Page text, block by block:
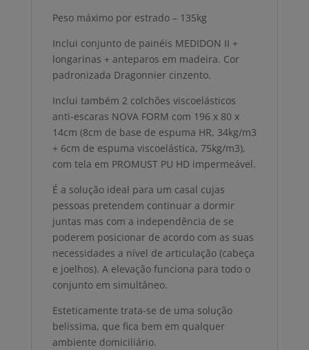
viscoelásticos
Peso máximo por estrado – 135kg
Inclui conjunto de painéis MEDIDON II +
longarinas + anteparos em madeira. Cor
padronizada Dragonnier cinzento.
Inclui também 2 colchões viscoelásticos
anti-escaras NOVA FORM com 196 x 80 x
14cm (8cm de base de espuma HR, 34kg/m3
+ 6cm de espuma viscoelástica, 75kg/m3),
com tela em PROMUST PU HD impermeável.
É a solução ideal para um casal cujas
pessoas pretendem continuar a dormir
juntas mas com a independência de se
poderem posicionar de acordo com as suas
necessidades a nível de articulação (cabeça
e joelhos). A elevação funciona para todo o
conjunto em simultâneo.
Esteticamente trata-se de uma solução
belíssima, que fica bem em qualquer
ambiente domiciliário.